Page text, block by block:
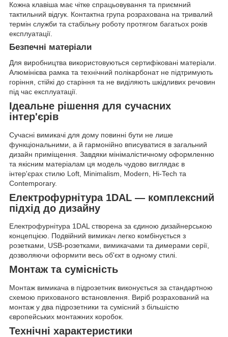
Кожна клавіша має чітке спрацьовування та приємний
тактильний відгук. Контактна група розрахована на тривалий
термін служби та стабільну роботу протягом багатьох років
експлуатації.
Безпечні матеріали
Для виробництва використовуються сертифіковані матеріали.
Алюмінієва рамка та технічний полікарбонат не підтримують
горіння, стійкі до старіння та не виділяють шкідливих речовин
під час експлуатації.
Ідеальне рішення для сучасних
інтер'єрів
Сучасні вимикачі для дому повинні бути не лише
функціональними, а й гармонійно вписуватися в загальний
дизайн приміщення. Завдяки мінімалістичному оформленню
та якісним матеріалам ця модель чудово виглядає в
інтер'єрах стилю Loft, Minimalism, Modern, Hi-Tech та
Contemporary.
Електрофурнітура 1DAL — комплексний
підхід до дизайну
Електрофурнітура 1DAL створена за єдиною дизайнерською
концепцією. Подвійний вимикач легко комбінується з
розетками, USB-розетками, вимикачами та димерами серії,
дозволяючи оформити весь об'єкт в одному стилі.
Монтаж та сумісність
Монтаж вимикача в підрозетник виконується за стандартною
схемою прихованого встановлення. Виріб розрахований на
монтаж у два підрозетники та сумісний з більшістю
європейських монтажних коробок.
Технічні характеристики